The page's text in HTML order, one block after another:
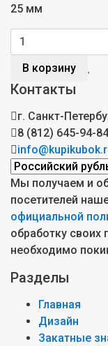
25 мм
В корзину
Контакты
г. Санкт-
8 (812) 645-94-
Мы получаем и
посетителей
официальной
обработку
необходимо
Разделы
Главная
Дизайн
Закатные